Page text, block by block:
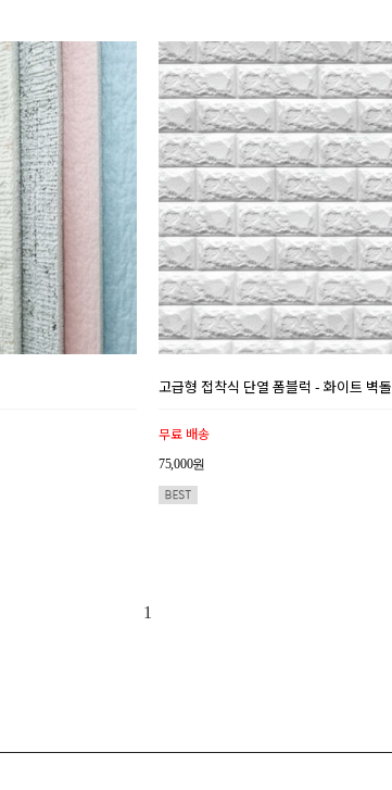
고급형 접착식 단열 폼블럭 - 화이트 벽돌
무료 배송
75,000원
1